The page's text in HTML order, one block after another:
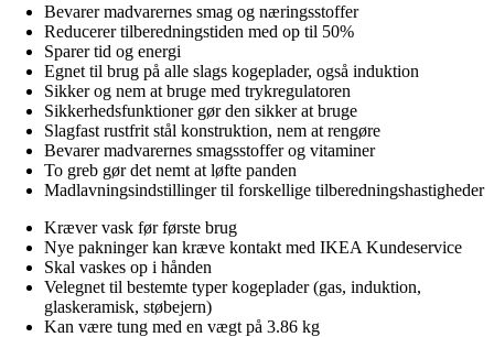
Bevarer madvarernes smag og næringsstoffer
Reducerer tilberedningstiden med op til 50%
Sparer tid og energi
Egnet til brug på alle slags kogeplader, også induktion
Sikker og nem at bruge med trykregulatoren
Sikkerhedsfunktioner gør den sikker at bruge
Slagfast rustfrit stål konstruktion, nem at rengøre
Bevarer madvarernes smagsstoffer og vitaminer
To greb gør det nemt at løfte panden
Madlavningsindstillinger til forskellige tilberedningshastigheder
Kræver vask før første brug
Nye pakninger kan kræve kontakt med IKEA Kundeservice
Skal vaskes op i hånden
Velegnet til bestemte typer kogeplader (gas, induktion,
glaskeramisk, støbejern)
Kan være tung med en vægt på 3.86 kg